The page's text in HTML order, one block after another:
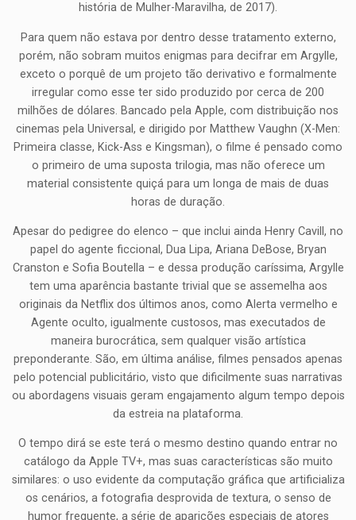
história de Mulher-Maravilha, de 2017).
Para quem não estava por dentro desse tratamento externo,
porém, não sobram muitos enigmas para decifrar em Argylle,
exceto o porquê de um projeto tão derivativo e formalmente
irregular como esse ter sido produzido por cerca de 200
milhões de dólares. Bancado pela Apple, com distribuição nos
cinemas pela Universal, e dirigido por Matthew Vaughn (X-Men:
Primeira classe, Kick-Ass e Kingsman), o filme é pensado como
o primeiro de uma suposta trilogia, mas não oferece um
material consistente quiçá para um longa de mais de duas
horas de duração.
Apesar do pedigree do elenco – que inclui ainda Henry Cavill, no
papel do agente ficcional, Dua Lipa, Ariana DeBose, Bryan
Cranston e Sofia Boutella – e dessa produção caríssima, Argylle
tem uma aparência bastante trivial que se assemelha aos
originais da Netflix dos últimos anos, como Alerta vermelho e
Agente oculto, igualmente custosos, mas executados de
maneira burocrática, sem qualquer visão artística
preponderante. São, em última análise, filmes pensados apenas
pelo potencial publicitário, visto que dificilmente suas narrativas
ou abordagens visuais geram engajamento algum tempo depois
da estreia na plataforma.
O tempo dirá se este terá o mesmo destino quando entrar no
catálogo da Apple TV+, mas suas características são muito
similares: o uso evidente da computação gráfica que artificializa
os cenários, a fotografia desprovida de textura, o senso de
humor frequente, a série de aparições especiais de atores